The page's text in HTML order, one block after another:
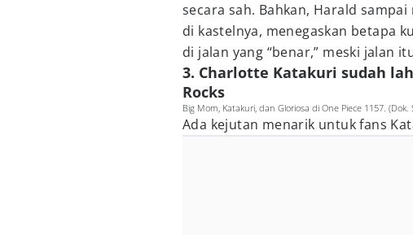
secara sah. Bahkan, Harald
di kastelnya, menegaskan betapa
di jalan yang “benar,” meski jalan
3. Charlotte Katakuri sudah
Rocks
Big Mom, Katakuri, dan Gloriosa di One Piece 1157.
Ada kejutan menarik untuk fans